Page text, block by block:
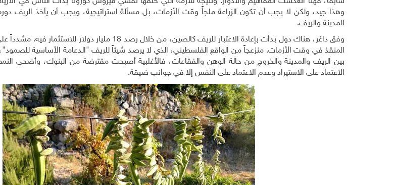
وهذا جيد، ولكن لا يجب أن تكون الزراعة ملجأً وقت الأزمات، بل مسألة استراتيجية، ويجب أن يأخذ الريف
المدينة والريف.
وفق داغر، هناك دول بدأت بإعادة الاعتبار للريف كالصين، من خلال رصد 18
المنقذ في وقت الأزمات. منزعجاً من الواقع الفلسطيني، الذي لا يرصد شيئاً للريف "الدعامة الأساسية للصمود"،
بين الريف والمدينة والخروج من حالة الوهن والفقاعات، فالأغلبية أصبحت مقترضة من البنوك، وأضحى
الاعتماد على الاستيراد وعدم الاعتماد على النفس إلا في جوانب ضيقة.